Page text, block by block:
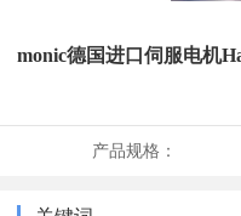
monic德国进口伺服电机
产品规格：